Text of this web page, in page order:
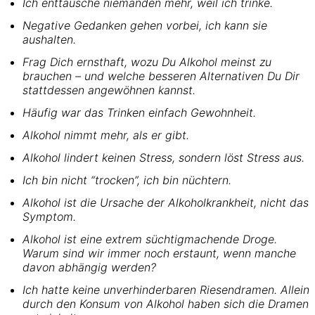
Negative Gedanken gehen vorbei, ich kann sie
aushalten.
Frag Dich ernsthaft, wozu Du Alkohol meinst zu
brauchen – und welche besseren Alternativen Du Dir
stattdessen angewöhnen kannst.
Häufig war das Trinken einfach Gewohnheit.
Alkohol nimmt mehr, als er gibt.
Alkohol lindert keinen Stress, sondern löst Stress aus.
Ich bin nicht “trocken”, ich bin nüchtern.
Alkohol ist die Ursache der Alkoholkrankheit, nicht das
Symptom.
Alkohol ist eine extrem süchtigmachende Droge.
Warum sind wir immer noch erstaunt, wenn manche
davon abhängig werden?
Ich hatte keine unverhinderbaren Riesendramen. Allein
durch den Konsum von Alkohol haben sich die Dramen